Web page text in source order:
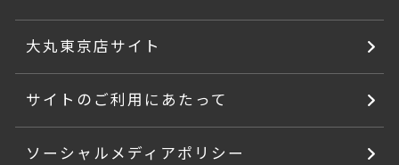
大丸東京店サイト
サイトのご利用にあたって
ソーシャルメディアポリシー